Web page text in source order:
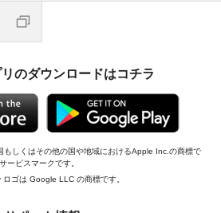
のダウンロードはコチラ
しくはその他の国や地域におけるApple Inc.の商標で
ービスマークです。
ゴは Google LLC の商標です。